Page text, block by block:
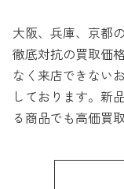
大阪、兵庫、京都
徹底対抗の買取価
なく来店できない
しております。新
る商品でも高価買